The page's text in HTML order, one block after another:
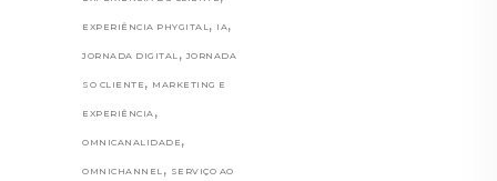
EXPERIÊNCIA PHYGITAL, IA,
JORNADA DIGITAL , JORNADA
SO CLIENTE , MARKETING E
EXPERIÊNCIA ,
OMNICANALIDADE ,
OMNICHANNEL , SERVIÇO AO